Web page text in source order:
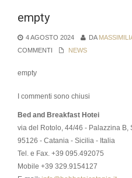
empty
4 AGOSTO 2024 DA
COMMENTI
NEWS
empty
I commenti sono chiusi
Bed and Breakfast Hotei
via del Rotolo, 44/46 - Palazzina B,
95126 - Catania - Sicilia - Italia
Tel. e Fax. +39 095.492075
Mobile +39 329.9154127